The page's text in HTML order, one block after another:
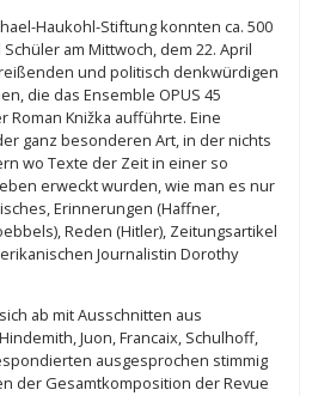
Haukohl-Stiftung konnten ca. 500
am Mittwoch, dem 22. April
und politisch denkwürdigen
die das Ensemble OPUS 45
Roman Knižka aufführte. Eine
ganz besonderen Art, in der nichts
wo Texte der Zeit in einer so
erweckt wurden, wie man es nur
Erinnerungen (Haffner,
Reden (Hitler), Zeitungsartikel
Journalistin Dorothy
ab mit Ausschnitten aus
Juon, Francaix, Schulhoff,
ausgesprochen stimmig
der Gesamtkomposition der Revue